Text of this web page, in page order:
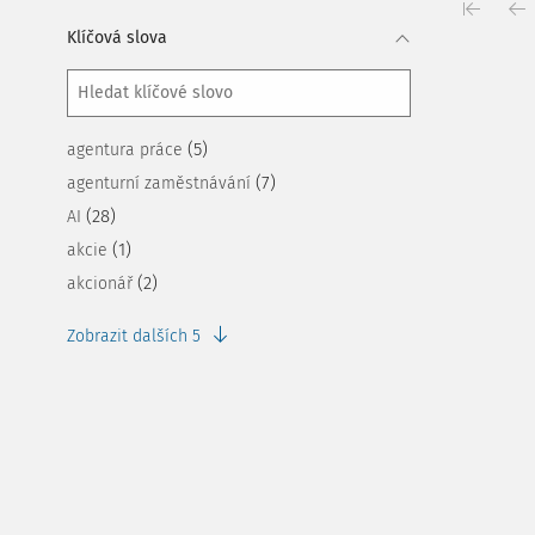
Klíčová slova
agentura práce (5)
agenturní zaměstnávání (7)
AI (28)
akcie (1)
akcionář (2)
Zobrazit dalších 5